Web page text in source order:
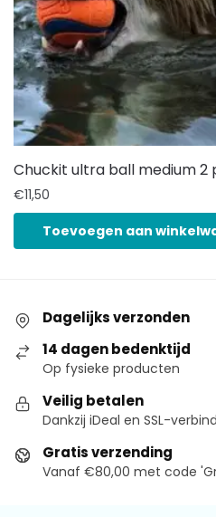
Chuckit ultra ball medium 2
€11,50
Toevoegen aan
Dagelijks verzonden
14 dagen bedenktijd
Op fysieke producten
Veilig betalen
Dankzij iDeal en SSL-
Gratis verzending
Vanaf €80,00 met code